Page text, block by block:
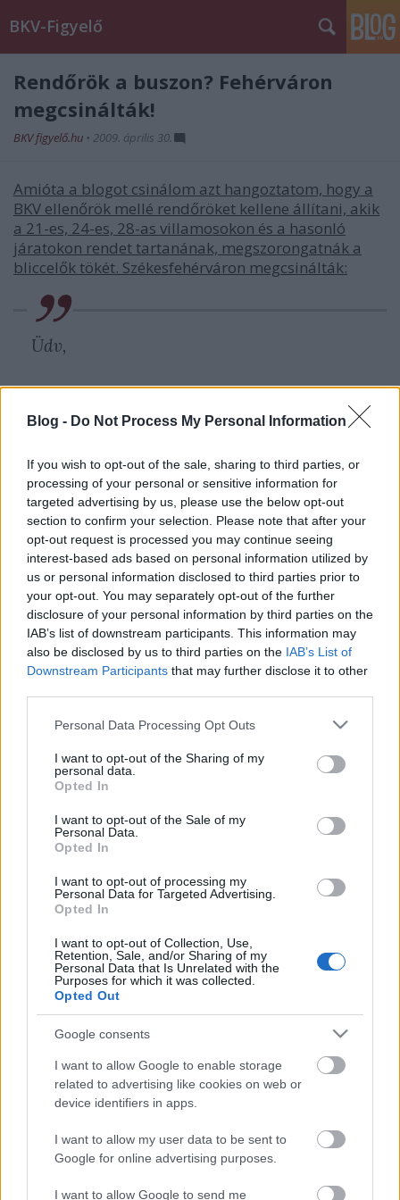
Blog - Do Not Process My Personal Information
If you wish to opt-out of the sale, sharing to third parties, or
processing of your personal or sensitive information for
targeted advertising by us, please use the below opt-out
section to confirm your selection. Please note that after your
opt-out request is processed you may continue seeing
interest-based ads based on personal information utilized by
us or personal information disclosed to third parties prior to
your opt-out. You may separately opt-out of the further
disclosure of your personal information by third parties on the
IAB’s list of downstream participants. This information may
also be disclosed by us to third parties on the IAB’s List of
Downstream Participants that may further disclose it to other
Please note that this website/app uses one or more Google
not limited to your visit or usage behaviour. You may click to
grant or deny consent to Google and its third-party tags to
use your data for below specified purposes in below Google
consent section.
Personal Data Processing Opt Outs
I want to opt-out of the Sharing of my
personal data.
Opted In
I want to opt-out of the Sale of my
Personal Data.
Opted In
I want to opt-out of processing my
Personal Data for Targeted Advertising.
Opted In
I want to opt-out of Collection, Use,
Retention, Sale, and/or Sharing of my
Personal Data that Is Unrelated with the
Purposes for which it was collected.
Opted Out
Google consents
I want to allow Google to enable storage
related to advertising like cookies on web or
device identifiers in apps.
I want to allow my user data to be sent to
Google for online advertising purposes.
I want to allow Google to send me
BKV-Figyelő
Rendőrök a buszon? Fehérváron
megcsinálták!
BKV figyelő.hu • 2009. április 30.
Amióta a blogot csinálom azt hangoztatom, hogy a
BKV ellenőrök mellé rendőröket kellene állítani, akik
a 21-es, 24-es, 28-as villamosokon és a hasonló
járatokon rendet tartanának, megszorongatnák a
bliccelők tökét. Székesfehérváron megcsinálták:
Üdv,
igaz a sztori nem BKV vonatkozású, de
azért megér egy misét ez is. Ugye gyakran
megjegyzéseit, hogy ne adjunk ki iratot a
kezünkből, csak rendőrnek, az ellenőröknek
nincs jogosultsága igazoltatni és társai. A
székesfehérvári helyi járatokon elébe
mentek ennek a kérdésnek. Néhány napja
munkába indultam, és arra lettem
figyelmes, hogy a buszt ellepik az
egyenruhások! 2 ellenőr és 3 rendőr szállt
fel és kezdett bőszen jegyeket- bérleteket
ellenőrizni (mármint az ellenőrök nézték a
tekintettel). Erre úgy látszik, van erőforrás,
ha másra nem is jut.
ellenőrzés észrevétel
Ajánlott bejegyzések:
Miért jár másfelé a busz?
Egy galamb, egy bojler és egy hamuvá